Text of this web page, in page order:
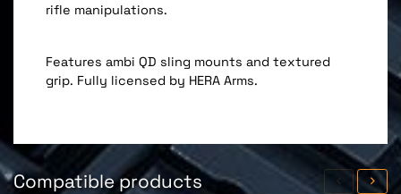
rifle manipulations.
Features ambi QD sling mounts and textured
grip. Fully licensed by HERA Arms.
Compatible products